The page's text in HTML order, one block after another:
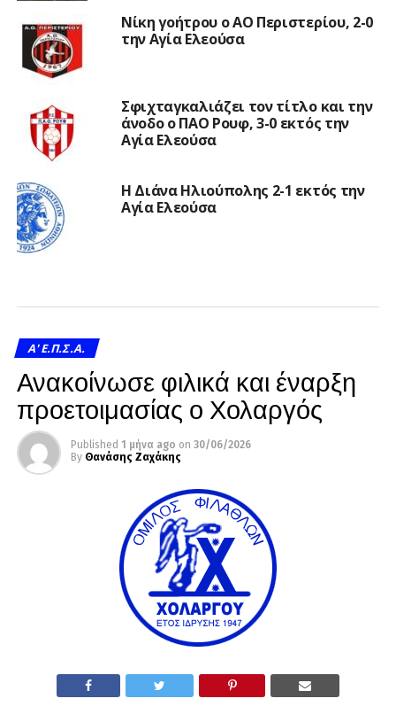
Νίκη γοήτρου ο ΑΟ Περιστερίου, 2-0
την Αγία Ελεούσα
Σφιχταγκαλιάζει τον τίτλο και την
άνοδο ο ΠΑΟ Ρουφ, 3-0 εκτός την
Αγία Ελεούσα
Η Διάνα Ηλιούπολης 2-1 εκτός την
Αγία Ελεούσα
A' Ε.Π.Σ.Α.
Ανακοίνωσε φιλικά και έναρξη
προετοιμασίας ο Χολαργός
Published 1 μήνα ago on 30/06/2026
By Θανάσης Ζαχάκης